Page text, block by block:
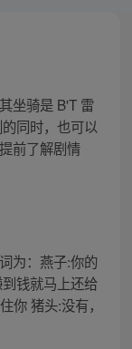
坐骑是 B'T 雷
同时，也可以
前了解剧情
为：燕子:你的
钱就马上还给
你 猪头:没有，